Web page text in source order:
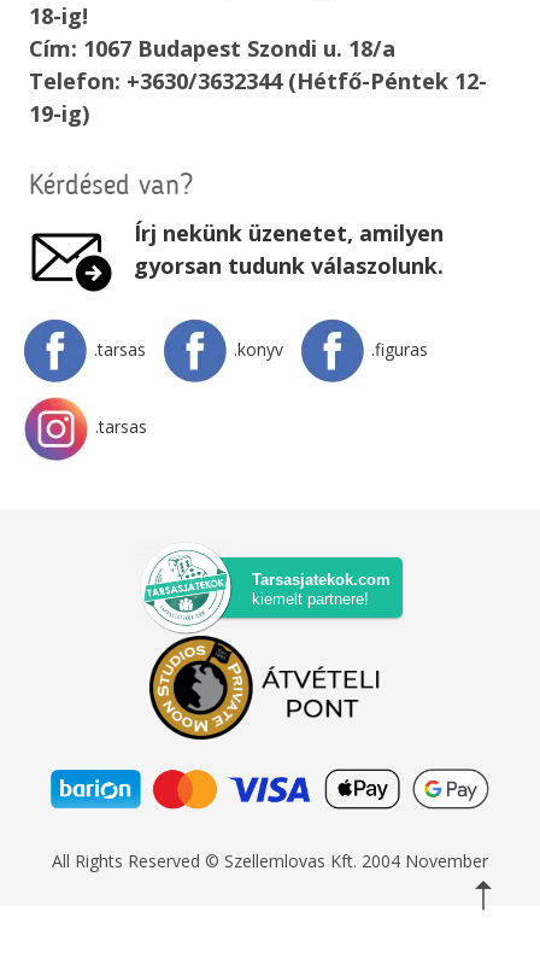
18-ig!
Cím: 1067 Budapest Szondi u. 18/a
Telefon: +3630/3632344 (Hétfő-Péntek 12-
19-ig)
Kérdésed van?
Írj nekünk üzenetet, amilyen
gyorsan tudunk válaszolunk.
.tarsas .konyv .figuras
.tarsas
Tarsasjatekok.com
kiemelt partnere!
All Rights Reserved © Szellemlovas Kft. 2004 November